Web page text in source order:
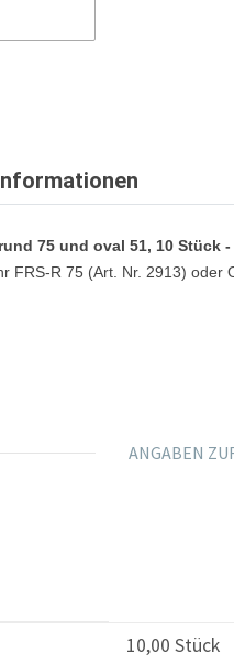
75 und oval 51, 10 Stück -
FRS-R 75 (Art. Nr. 2913) oder
ANGABEN
10,00 Stück